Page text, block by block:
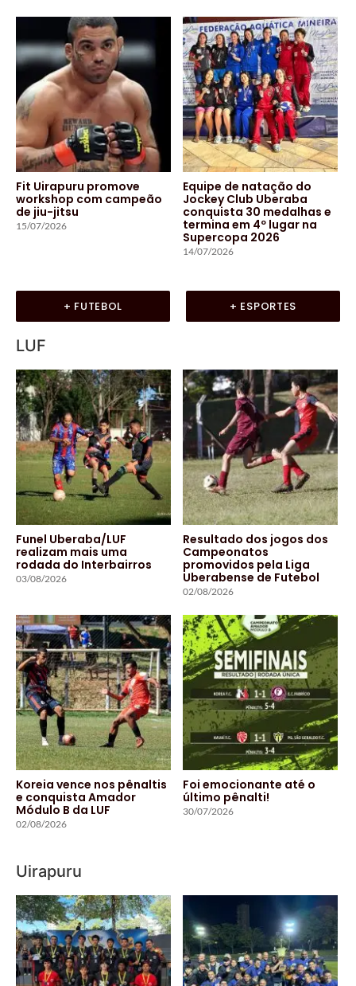
Fit Uirapuru promove
workshop com campeão
de jiu-jitsu
15/07/2026
Equipe de natação do
Jockey Club Uberaba
conquista 30 medalhas e
termina em 4º lugar na
Supercopa 2026
14/07/2026
+ FUTEBOL + ESPORTES
LUF
Funel Uberaba/LUF
realizam mais uma
rodada do Interbairros
03/08/2026
Resultado dos jogos dos
Campeonatos
promovidos pela Liga
Uberabense de Futebol
02/08/2026
Koreia vence nos pênaltis
e conquista Amador
Módulo B da LUF
02/08/2026
Foi emocionante até o
último pênalti!
30/07/2026
Uirapuru